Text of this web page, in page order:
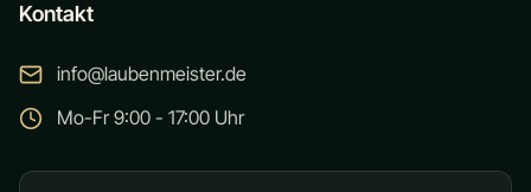
Kontakt
info@laubenmeister.de
Mo-Fr 9:00 - 17:00 Uhr